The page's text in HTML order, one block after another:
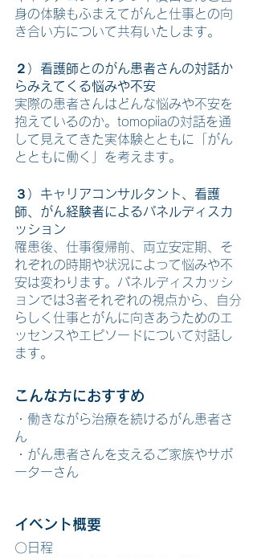
身の体験もふまえてがんと仕事との向
き合い方について共有いたします。
２）看護師とのがん患者さんの対話か
らみえてくる悩みや不安
実際の患者さんはどんな悩みや不安を
抱えているのか。tomopiiaの対話を通
して見えてきた実体験とともに「がん
とともに働く」を考えます。
３）キャリアコンサルタント、看護
師、がん経験者によるパネルディスカ
ッション
罹患後、仕事復帰前、両立安定期、そ
れぞれの時期や状況によって悩みや不
安は変わります。パネルディスカッシ
ョンでは3者それぞれの視点から、自分
らしく仕事とがんに向きあうためのエ
ッセンスやエピソードについて対話し
ます。
こんな方におすすめ
・働きながら治療を続けるがん患者さ
ん
・がん患者さんを支えるご家族やサポ
ーターさん
イベント概要
〇日程